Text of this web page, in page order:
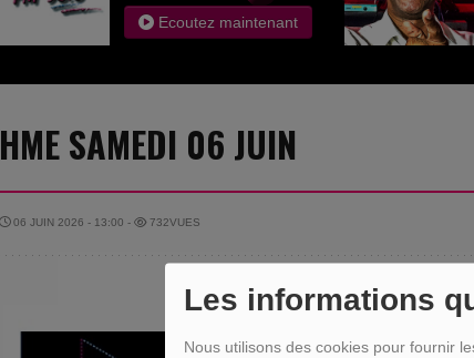
Les informations
Nous utilisons des cookies pour fournir
Ecoutez maintenant
HME SAMEDI 06 JUIN
06 JUIN 2026 - 13:00 - 732VUES